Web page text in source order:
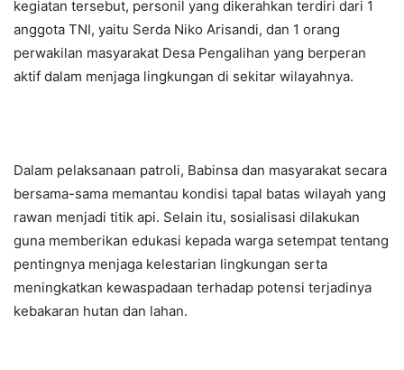
kegiatan tersebut, personil yang dikerahkan terdiri dari 1
anggota TNI, yaitu Serda Niko Arisandi, dan 1 orang
perwakilan masyarakat Desa Pengalihan yang berperan
aktif dalam menjaga lingkungan di sekitar wilayahnya.
Dalam pelaksanaan patroli, Babinsa dan masyarakat secara
bersama-sama memantau kondisi tapal batas wilayah yang
rawan menjadi titik api. Selain itu, sosialisasi dilakukan
guna memberikan edukasi kepada warga setempat tentang
pentingnya menjaga kelestarian lingkungan serta
meningkatkan kewaspadaan terhadap potensi terjadinya
kebakaran hutan dan lahan.